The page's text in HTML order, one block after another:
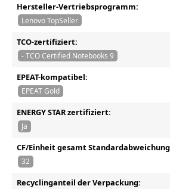
Hersteller-Vertriebsprogramm:
Lenovo TopSeller
TCO-zertifiziert:
- TCO Certified Notebooks 9
EPEAT-kompatibel:
EPEAT Gold
ENERGY STAR zertifiziert:
Ja
CF/Einheit gesamt Standardabweichung
32
Recyclinganteil der Verpackung: